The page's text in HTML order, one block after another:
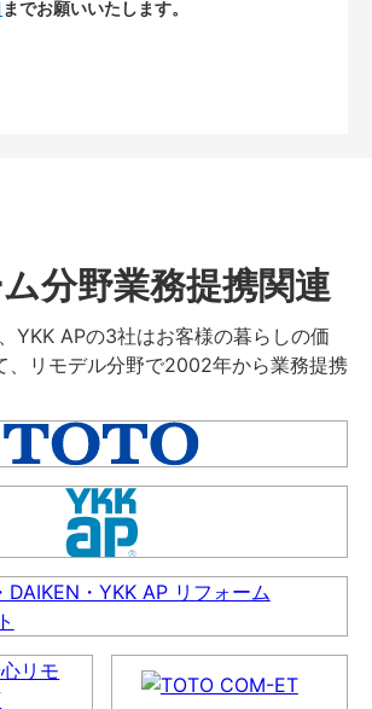
までお願いいたします。
分野業務提携関連
YKK APの3社はお客様の暮らしの価
、リモデル分野で2002年から業務提携